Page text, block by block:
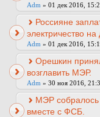
Adm » 01 дек 2016,
Россияне
электричество на
Adm » 01 дек 2016,
Орешкин
возглавить МЭР.
Adm » 30 ноя 2016,
МЭР собралось
вместе с ФСБ.